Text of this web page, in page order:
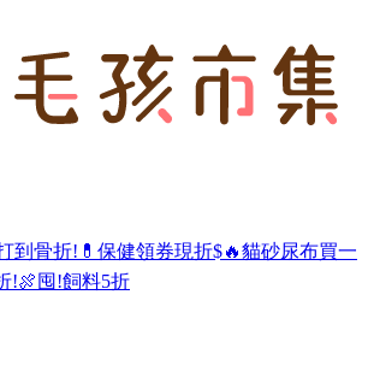
到骨折! 💊保健領券現折$🔥貓砂尿布買一
!🍖囤!飼料5折